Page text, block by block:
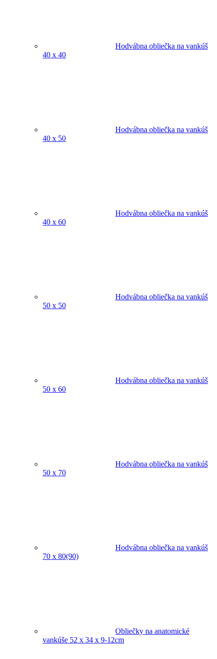
Hodvábna obliečka na vankúš
40 x 40
Hodvábna obliečka na vankúš
40 x 50
Hodvábna obliečka na vankúš
40 x 60
Hodvábna obliečka na vankúš
50 x 50
Hodvábna obliečka na vankúš
50 x 60
Hodvábna obliečka na vankúš
50 x 70
Hodvábna obliečka na vankúš
70 x 80(90)
Obliečky na anatomické
vankúše 52 x 34 x 9-12cm